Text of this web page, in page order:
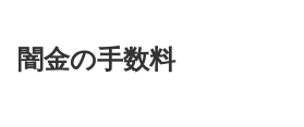
闇金の手数料